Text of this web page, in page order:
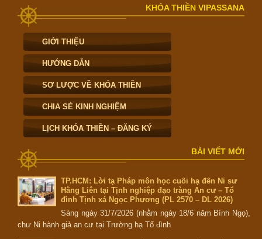
KHÓA THIỀN VIPASSANA
GIỚI THIỆU
HƯỚNG DẪN
SƠ LƯỢC VỀ KHÓA THIỀN
CHIA SẺ KINH NGHIỆM
LỊCH KHÓA THIỀN – ĐĂNG KÝ
BÀI VIẾT MỚI
TP.HCM: Lời tạ Pháp môn học cuối hạ đến Ni sư
Hằng Liên tại Tịnh nghiệp đạo tràng An cư – Tổ
đình Tịnh xá Ngọc Phương (PL 2570 – DL 2026)
Sáng ngày 31/7/2026 (nhằm ngày 18/6 năm Bính Ngọ),
chư Ni hành giả an cư tại Trường hạ Tổ đình